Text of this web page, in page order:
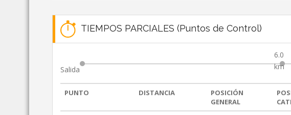
TIEMPOS PARCIALES (Puntos de Control)
Salida
6.0
km
PUNTO DISTANCIA
POSICIÓN
GENERAL